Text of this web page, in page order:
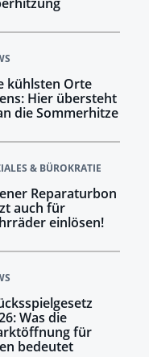
kühlsten Orte
Hier übersteht
die Sommerhitze
& BÜROKRATIE
Reparaturbon
auch für
einlösen!
Was die
für
bedeutet